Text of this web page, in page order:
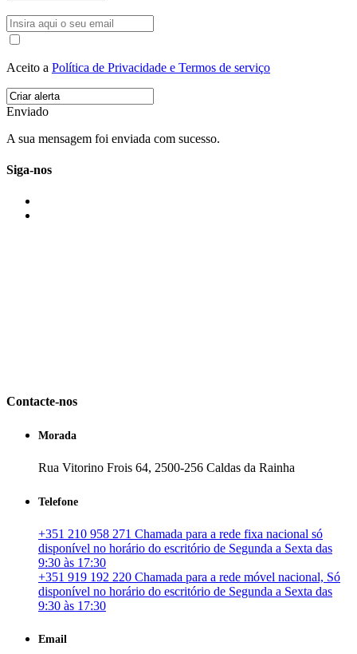
Aceito a Política de Privacidade e Termos de serviço
Enviado
A sua mensagem foi enviada com sucesso.
Siga-nos
Contacte-nos
Morada
Rua Vitorino Frois 64, 2500-256 Caldas da Rainha
Telefone
+351 210 958 271 Chamada para a rede fixa nacional só
disponível no horário do escritório de Segunda a Sexta das
9:30 às 17:30
+351 919 192 220 Chamada para a rede móvel nacional, Só
disponível no horário do escritório de Segunda a Sexta das
9:30 às 17:30
Email